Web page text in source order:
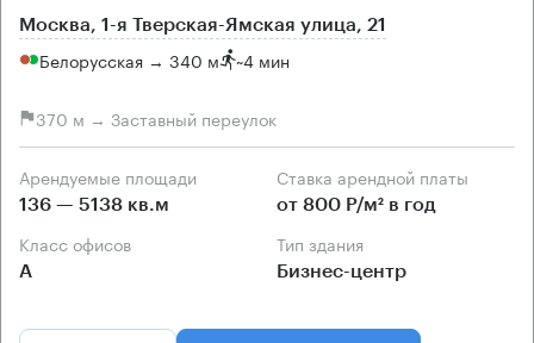
Москва, 1-я Тверская-Ямская улица, 21
Белорусская → 340 м ~4 мин
370 м → Заставный переулок
Арендуемые площади
136 — 5138 кв.м
Ставка арендной платы
от 800 Р/м² в год
Класс офисов
А
Тип здания
Бизнес-центр